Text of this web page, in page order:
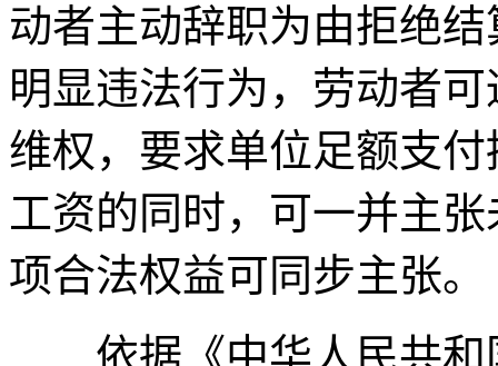
动者主动辞职为由拒绝
明显违法行为，劳动者可
维权，要求单位足额支
工资的同时，可一并主
项合法权益可同步主张。
依据《中华人民共和